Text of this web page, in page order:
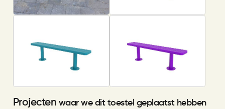
Projecten waar we dit toestel geplaatst hebben